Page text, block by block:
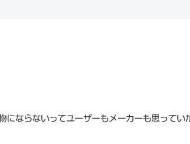
にならないってユーザーもメーカーも思っ